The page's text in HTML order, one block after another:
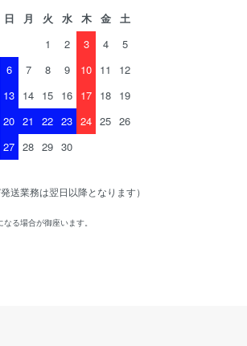
日 月 火 水 木 金
土
1
2 3 4
5
6
7 8 9 10 11
12
13 14 15 16 17 18 19
20 21 22 23 24 25 26
27 28 29 30
送業務は翌日以降となります）
る場合が御座います。